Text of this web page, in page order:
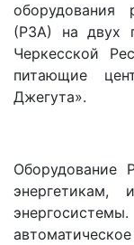
(РЗА) на двух
Черкесской
питающие
Джегута».
Оборудование